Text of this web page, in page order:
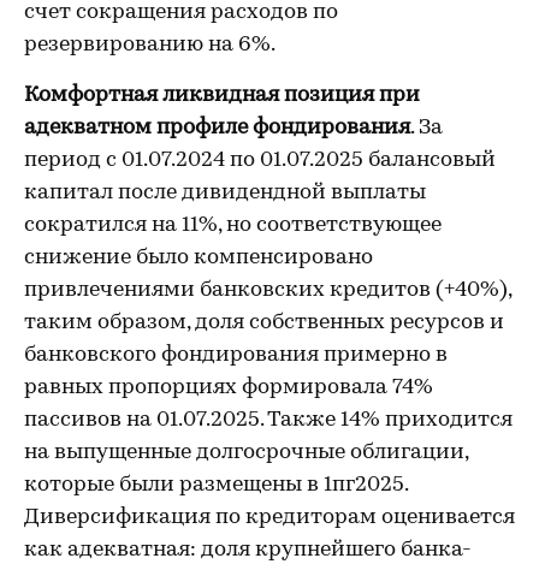
счет сокращения расходов по
резервированию на 6%.
Комфортная ликвидная позиция при
адекватном профиле фондирования. За
период с 01.07.2024 по 01.07.2025 балансовый
капитал после дивидендной выплаты
сократился на 11%, но соответствующее
снижение было компенсировано
привлечениями банковских кредитов (+40%),
таким образом, доля собственных ресурсов и
банковского фондирования примерно в
равных пропорциях формировала 74%
пассивов на 01.07.2025. Также 14% приходится
на выпущенные долгосрочные облигации,
которые были размещены в 1пг2025.
Диверсификация по кредиторам оценивается
как адекватная: доля крупнейшего банка-